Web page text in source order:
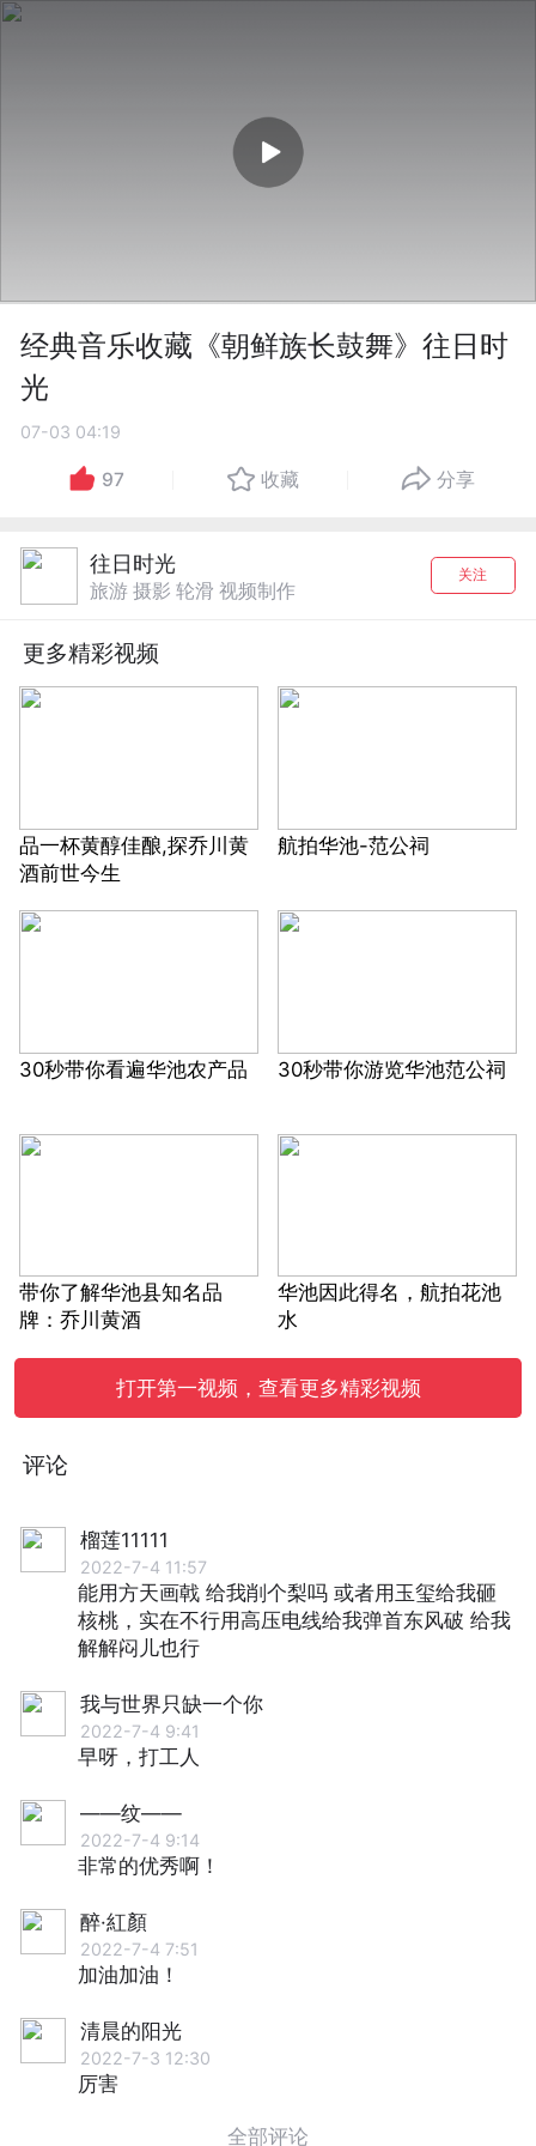
经典音乐收藏《朝鲜族长鼓舞》往日时
光
07-03 04:19
97 收藏 分享
往日时光
旅游 摄影 轮滑 视频制作
关注
更多精彩视频
品一杯黄醇佳酿,探乔川黄
酒前世今生
航拍华池-范公祠
30秒带你看遍华池农产品 30秒带你游览华池范公祠
带你了解华池县知名品
牌：乔川黄酒
华池因此得名，航拍花池
水
打开第一视频，查看更多精彩视频
评论
榴莲11111
2022-7-4 11:57
能用方天画戟 给我削个梨吗 或者用玉玺给我砸
核桃，实在不行用高压电线给我弹首东风破 给我
解解闷儿也行
我与世界只缺一个你
2022-7-4 9:41
早呀，打工人
——纹——
2022-7-4 9:14
非常的优秀啊！
醉·紅顏
2022-7-4 7:51
加油加油！
清晨的阳光
2022-7-3 12:30
厉害
全部评论